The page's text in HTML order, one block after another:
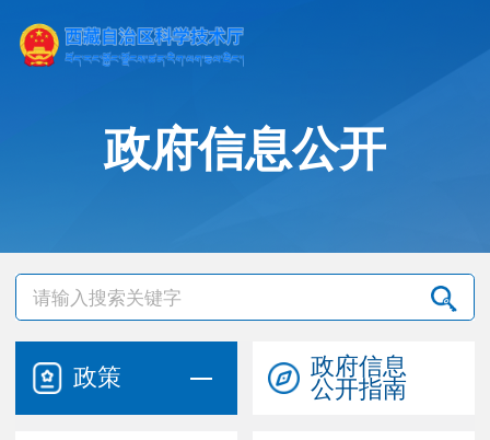
政府信息公开
政策
政府信息
公开指南